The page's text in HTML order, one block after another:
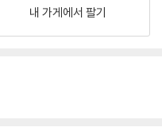
내 가게에서 팔기